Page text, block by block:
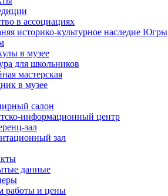
в ассоциациях
историко-культурное наследие Югры
в музее
для школьников
мастерская
в музее
салон
информационный центр
зал
зал
данные
работы и цены